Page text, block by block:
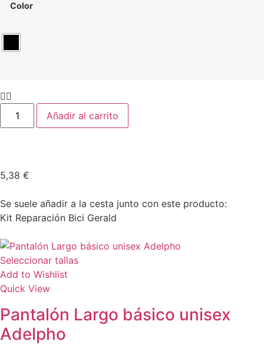
Color
Añadir al carrito
5,38 €
Se suele añadir a la cesta junto con este producto:
Kit Reparación Bici Gerald
Seleccionar tallas
Add to Wishlist
Quick View
Pantalón Largo básico unisex
Adelpho